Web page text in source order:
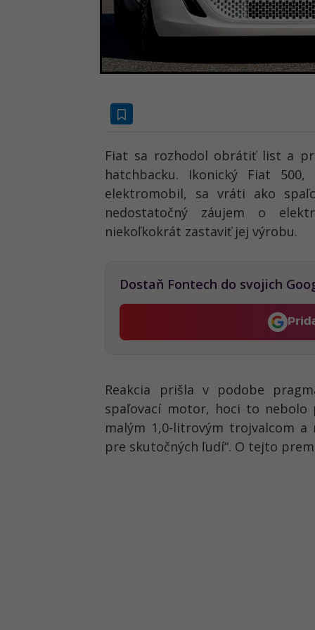
Fiat sa rozhodol obrátiť list a
hatchbacku. Ikonický Fiat
elektromobil, sa vráti ako
nedostatočný záujem o
niekoľkokrát zastaviť jej výrobu.
Dostaň Fontech do svojich
Reakcia prišla v podobe
spaľovací motor, hoci to nebolo
malým 1,0-litrovým trojvalcom a
pre skutočných ľudí“. O tejto